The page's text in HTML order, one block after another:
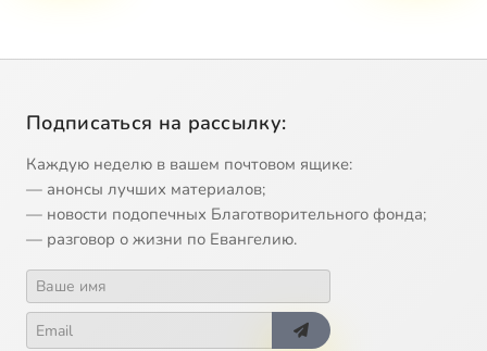
Подписаться на рассылку:
Каждую неделю в вашем почтовом ящике:
— анонсы лучших материалов;
— новости подопечных Благотворительного фонда;
— разговор о жизни по Евангелию.